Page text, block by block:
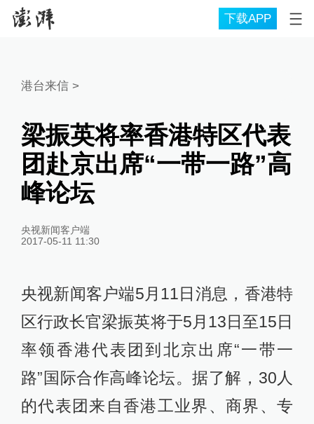
下载APP
港台来信>
梁振英将率香港特区代表
团赴京出席“一带一路”高
峰论坛
央视新闻客户端
2017-05-11 11:30
央视新闻客户端5月11日消息，​香港特
区行政长官梁振英将于5月13日至15日
率领香港代表团到北京出席“一带一
路”国际合作高峰论坛。据了解，30人
的代表团来自香港工业界、商界、专